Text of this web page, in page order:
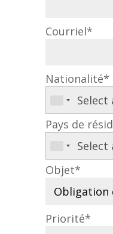
Courriel*
Nationalité*
Pays de
Objet*
Priorité*